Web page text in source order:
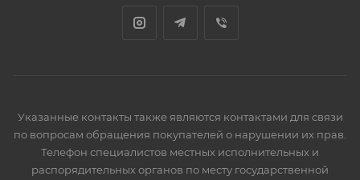
Указанные контакты также являются контактами для связи
по вопросам обращения покупателей о нарушении их прав.
Телефон специалистов местных исполнительных и
распорядительных органов по месту государственной